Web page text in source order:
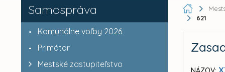
Samospráva
Komunálne voľby 2026
Primátor
Mestské zastupiteľstvo
621